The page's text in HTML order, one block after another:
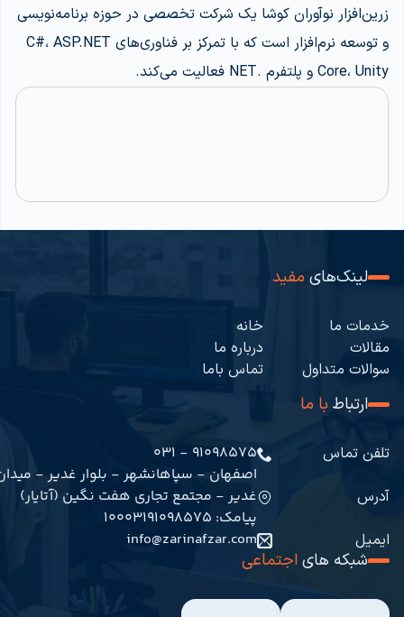
زرین‌افزار نوآوران کوشا یک شرکت تخصصی در حوزه برنامه‌نویسی
و توسعه نرم‌افزار است که با تمرکز بر فناوری‌های C#، ASP.NET
Core، Unity و پلتفرم .NET فعالیت می‌کند.
لینک‌های مفید
خدمات ما
خانه
مقالات
درباره ما
سوالات متداول
تماس باما
ارتباط با ما
تلفن تماس 91098575 - 031
آدرس
اصفهان - سپاهانشهر - بلوار غدیر -
غدیر - مجتمع تجاری هفت نگین (آتایار)
پیامک: 10003191098575
ایمیل info@zarinafzar.com
شبکه هایاجتماعی